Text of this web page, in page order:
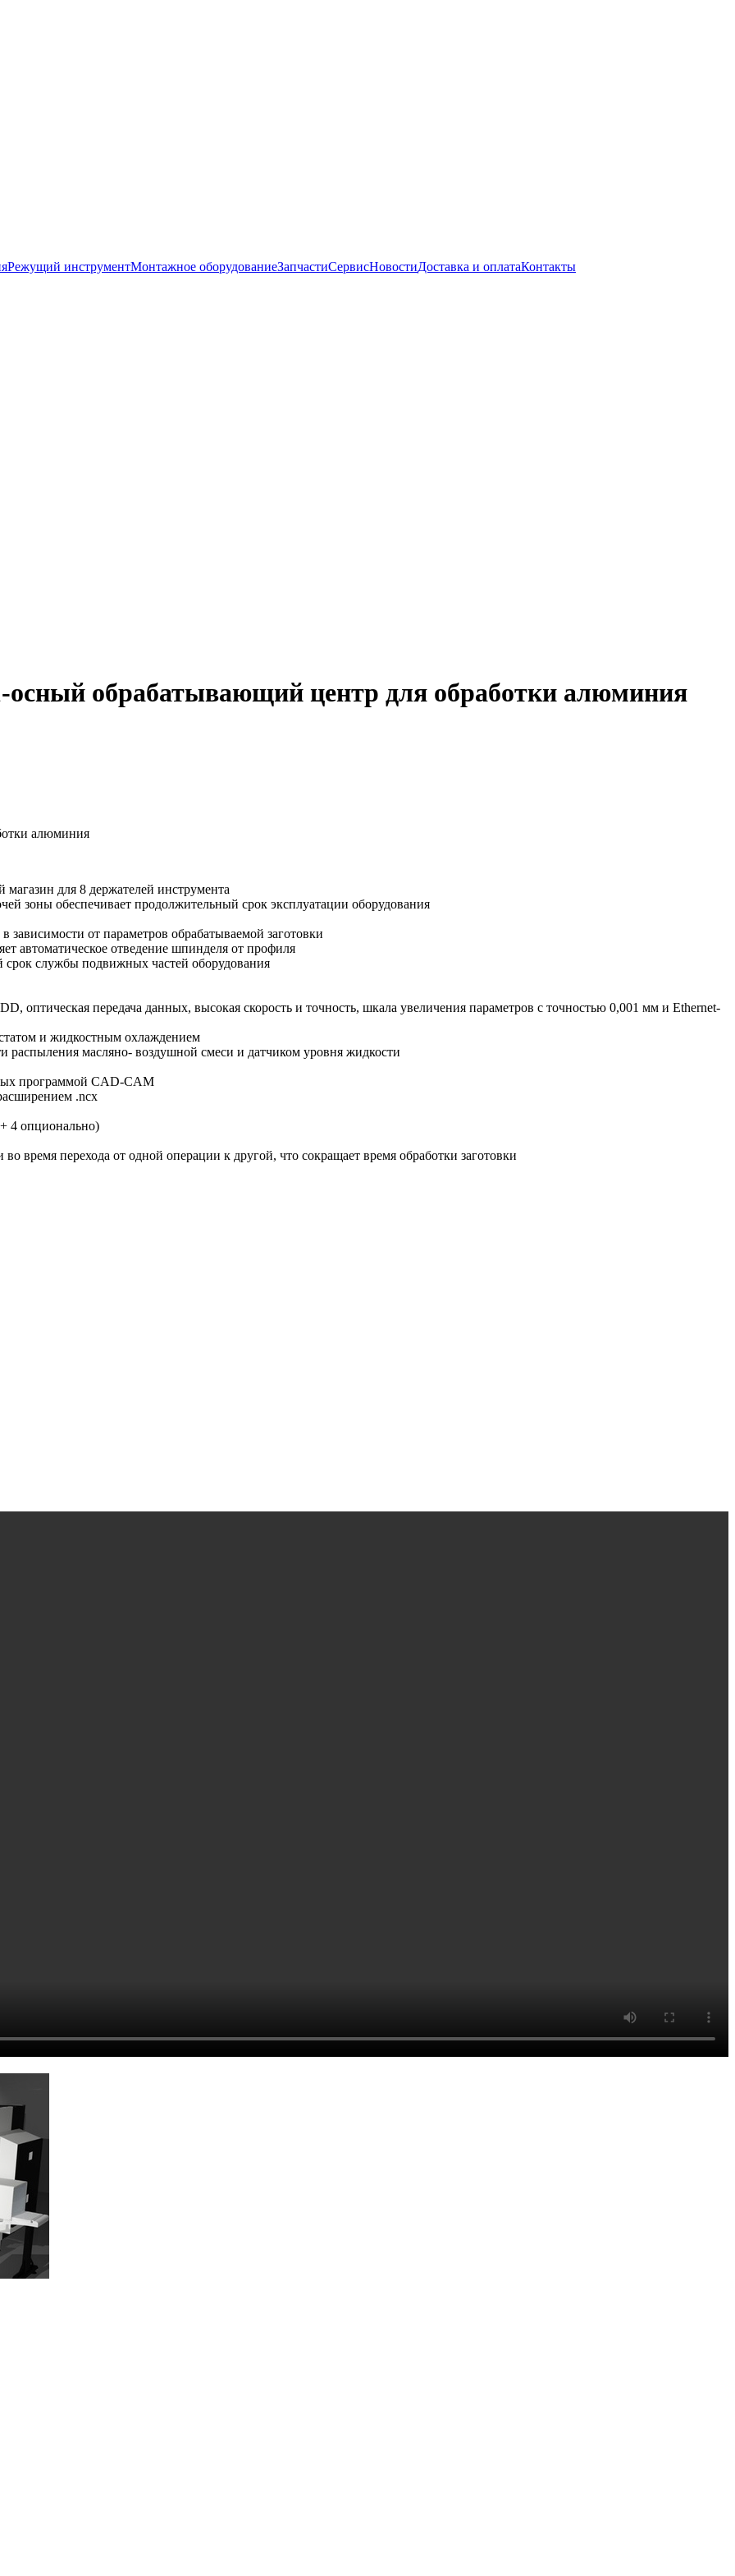
Режущий инструментМонтажное оборудованиеЗапчастиСервисНовостиДоставка и оплатаКонтакты
обрабатывающий центр для обработки алюминия
алюминия
для 8 держателей инструмента
зоны обеспечивает продолжительный срок эксплуатации оборудования
от параметров обрабатываемой заготовки
автоматическое отведение шпинделя от профиля
срок службы подвижных частей оборудования
оптическая передача данных, высокая скорость и точность, шкала увеличения параметров с точностью 0,001 мм и Ethernet-
и жидкостным охлаждением
распыления масляно- воздушной смеси и датчиком уровня жидкости
программой CAD-CAM
.ncx
4 опционально)
время перехода от одной операции к другой, что сокращает время обработки заготовки